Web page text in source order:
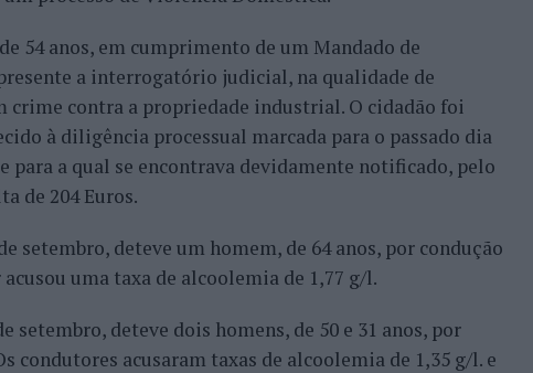
54 anos, em cumprimento de um Mandado de
a interrogatório judicial, na qualidade de
crime contra a propriedade industrial. O cidadão foi
à diligência processual marcada para o passado dia
para a qual se encontrava devidamente notificado, pelo
de 204 Euros.
setembro, deteve um homem, de 64 anos, por condução
uma taxa de alcoolemia de 1,77 g/l.
setembro, deteve dois homens, de 50 e 31 anos, por
condutores acusaram taxas de alcoolemia de 1,35 g/l. e